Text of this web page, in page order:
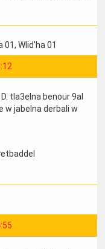
01, Wlid'ha 01
tla3elna benour 9al
w jabelna derbali w